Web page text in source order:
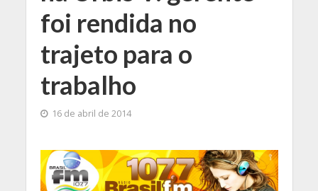
foi rendida no
trajeto para o
trabalho
16 de abril de 2014